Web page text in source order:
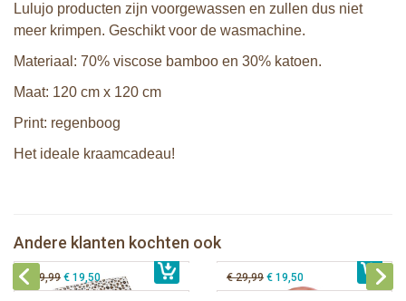
Lulujo producten zijn voorgewassen en zullen dus niet
meer krimpen. Geschikt voor de wasmachine.
Materiaal: 70% viscose bamboo en 30% katoen.
Maat: 120 cm x 120 cm
Print: regenboog
Het ideale kraamcadeau!
Andere klanten kochten ook
€ 19,99€ 13,50
Lulujo Waffle Blanket - Sand
€ 29,99 € 19,50 € 29,99 € 19,50